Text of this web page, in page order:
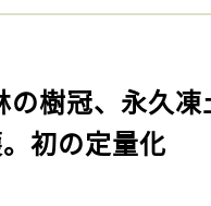
の樹冠、永久
初の定量化